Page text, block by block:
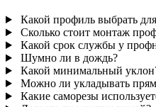
Какой профиль выбрать
Сколько стоит монтаж
Какой срок службы у
Шумно ли в дождь?
Какой минимальный
Можно ли укладывать
Какие саморезы